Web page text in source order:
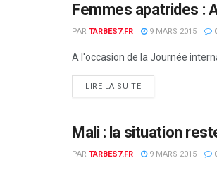
MONDE
Femmes apatrides :
PAR TARBES7.FR 9 MARS 2015
A l'occasion de la Journée
LIRE LA SUITEDETAILS
MONDE
Mali : la situation
PAR TARBES7.FR 9 MARS 2015